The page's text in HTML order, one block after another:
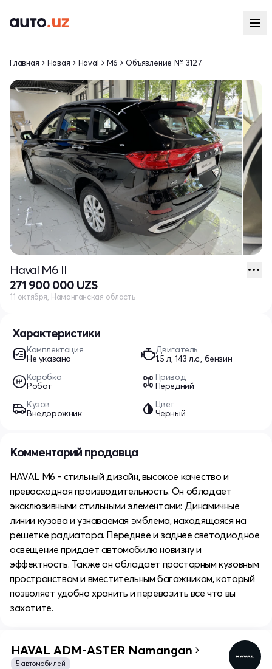
Характеристики
Комплектация
Не указано
Двигатель
1.5 л, 143 л.с., бензин
Коробка
Робот
Привод
Передний
Кузов
Внедорожник
Цвет
Черный
Главная Новая Haval M6 Объявление № 3127
Haval M6 II
271 900 000 UZS
11 октября, Наманганская область
Комментарий продавца
HAVAL M6 - стильный дизайн, высокое качество и
превосходная производительность. Он обладает
эксклюзивными стильными элементами: Динамичные
линии кузова и узнаваемая эмблема, находящаяся на
решетке радиатора. Переднее и заднее светодиодное
освещение придает автомобилю новизну и
эффектность. Также он обладает просторным кузовным
пространством и вместительным багажником, который
позволяет удобно хранить и перевозить все что вы
захотите.
HAVAL ADM-ASTER Namangan
5 автомобилей